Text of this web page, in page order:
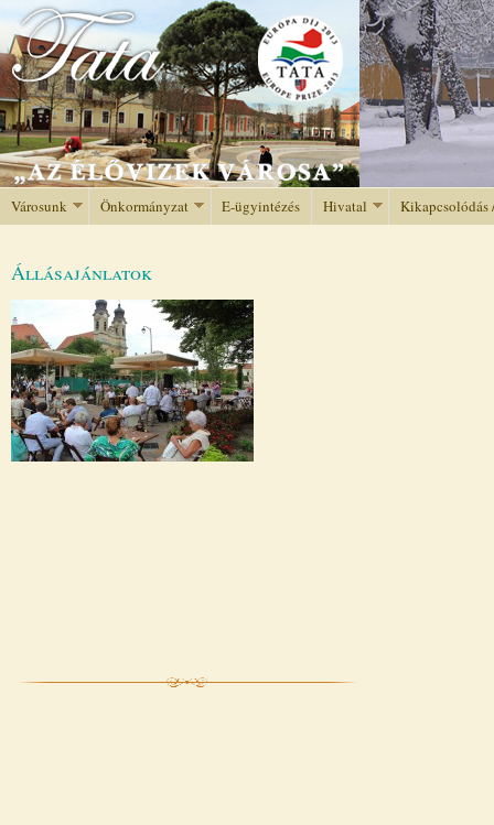
Jump to navigation
Városunk Önkormányzat E-ügyintézés Hivatal Kikapcsolódás
Állásajánlatok